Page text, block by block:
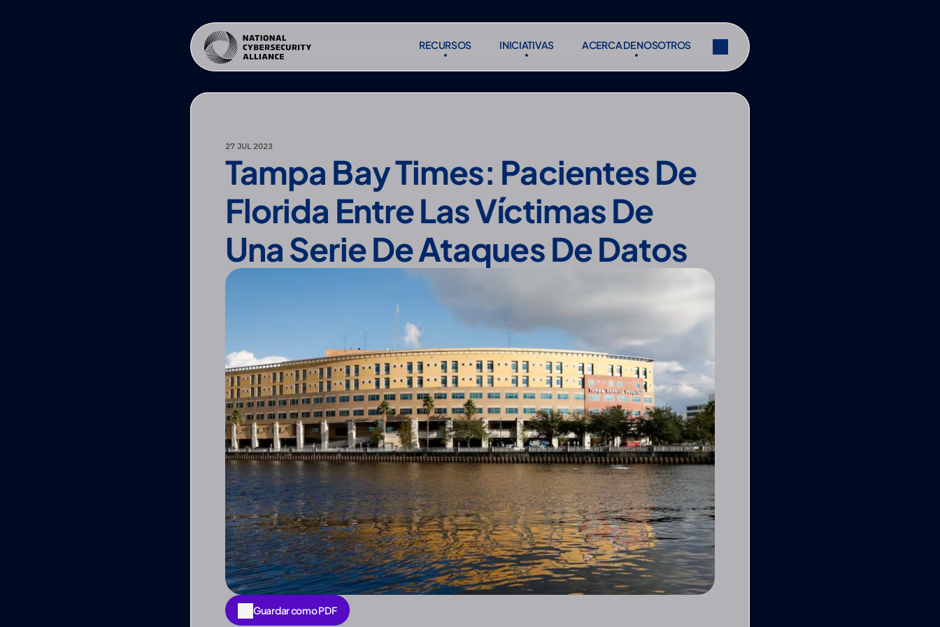
RECURSOS
RECURSOS
INICIATIVAS
INICIATIVAS
ACERCA DE NOSOTROS
ACERCA DE NOSOTROS
Suscribirse
Compartir
27 JUL 2023
Tampa Bay Times: Pacientes De
Florida Entre Las Víctimas De
Una Serie De Ataques De Datos
Guardar como PDF